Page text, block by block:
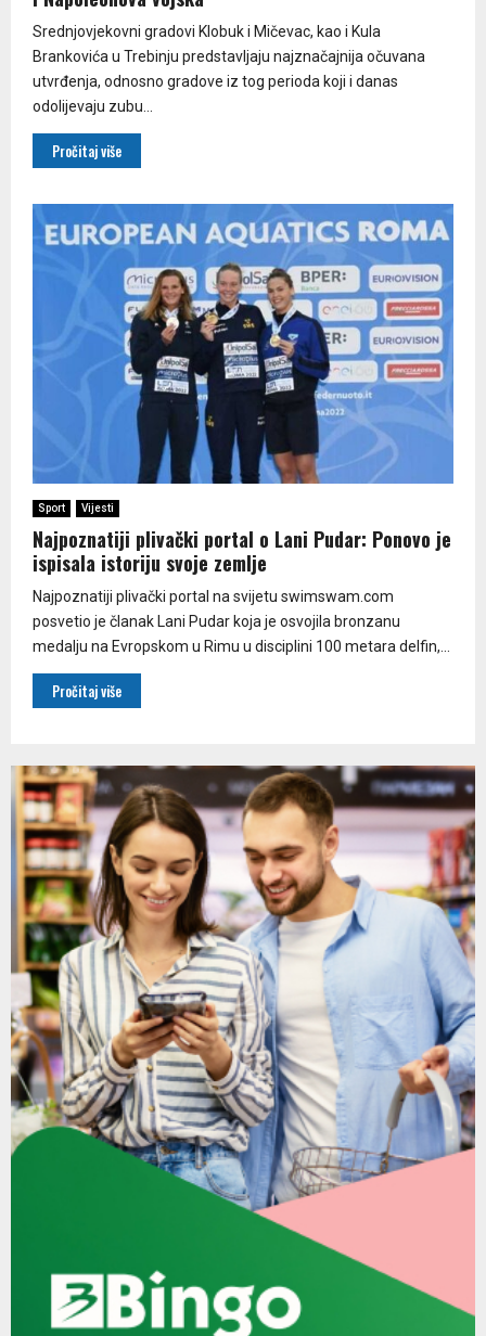
Srednjovjekovni gradovi Klobuk i Mičevac, kao i Kula
Brankovića u Trebinju predstavljaju najznačajnija očuvana
utvrđenja, odnosno gradove iz tog perioda koji i danas
odolijevaju zubu...
Pročitaj više
Sport Vijesti
Najpoznatiji plivački portal o Lani Pudar: Ponovo je
ispisala istoriju svoje zemlje
Najpoznatiji plivački portal na svijetu swimswam.com
posvetio je članak Lani Pudar koja je osvojila bronzanu
medalju na Evropskom u Rimu u disciplini 100 metara delfin,...
Pročitaj više